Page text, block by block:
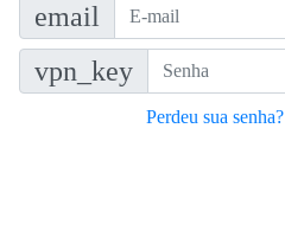
email
vpn_key
Perdeu sua senha?